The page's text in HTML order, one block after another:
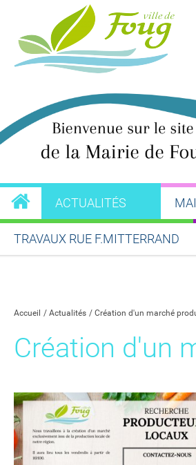
ACTUALITÉS
TRAVAUX RUE F.MITTERRAND
Accueil Actualités Création d'un marché
Création d'un